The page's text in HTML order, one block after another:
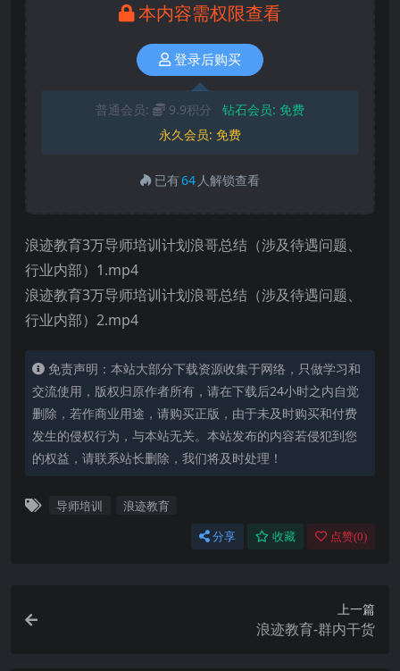
本内容需权限查看
登录后购买
普通会员: 9.9积分 钻石会员: 免费
永久会员: 免费
已有64 人解锁查看
浪迹教育3万导师培训计划浪哥总结（涉及待遇问题、
行业内部）1.mp4
浪迹教育3万导师培训计划浪哥总结（涉及待遇问题、
行业内部）2.mp4
免责声明：本站大部分下载资源收集于网络，只做学习和
交流使用，版权归原作者所有，请在下载后24小时之内自觉
删除，若作商业用途，请购买正版，由于未及时购买和付费
发生的侵权行为，与本站无关。本站发布的内容若侵犯到您
的权益，请联系站长删除，我们将及时处理！
导师培训 浪迹教育
分享 收藏 点赞(0)
上一篇
浪迹教育-群内干货